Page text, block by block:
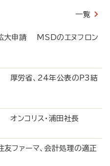
一覧
大申請 MSDのエヌフロン
厚労省、24年公表のP3結
ンコリス・浦田社長
ファーマ、会計処理の適正